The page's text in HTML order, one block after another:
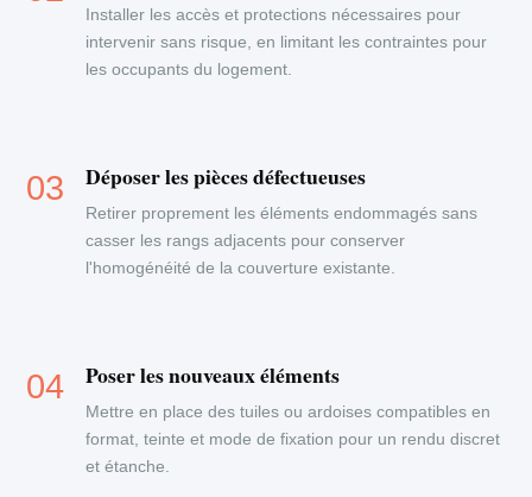
Installer les accès et protections nécessaires pour
intervenir sans risque, en limitant les contraintes pour
les occupants du logement.
Déposer les pièces défectueuses
Retirer proprement les éléments endommagés sans
casser les rangs adjacents pour conserver
l'homogénéité de la couverture existante.
Poser les nouveaux éléments
Mettre en place des tuiles ou ardoises compatibles en
format, teinte et mode de fixation pour un rendu discret
et étanche.